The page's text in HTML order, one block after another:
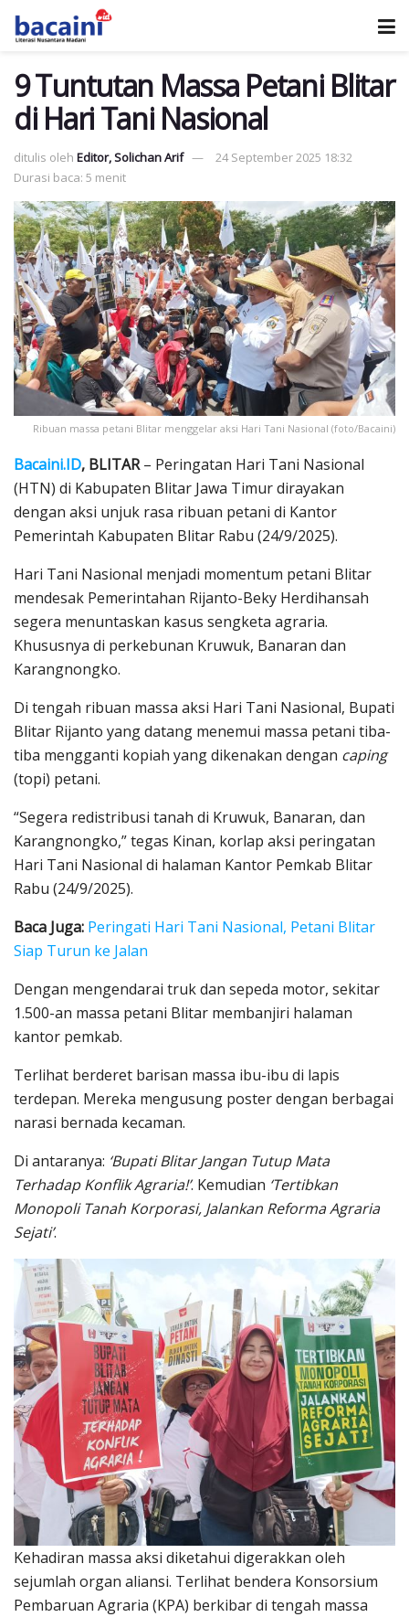
9 Tuntutan Massa Petani Blitar
di Hari Tani Nasional
ditulis oleh Editor, Solichan Arif
24 September 2025 18:32
Durasi baca: 5 menit
Ribuan massa petani Blitar menggelar aksi Hari Tani Nasional (foto/Bacaini)
Bacaini.ID, BLITAR– Peringatan Hari Tani Nasional
(HTN) di Kabupaten Blitar Jawa Timur dirayakan
dengan aksi unjuk rasa ribuan petani di Kantor
Pemerintah Kabupaten Blitar Rabu (24/9/2025).
Hari Tani Nasional menjadi momentum petani Blitar
mendesak Pemerintahan Rijanto-Beky Herdihansah
segera menuntaskan kasus sengketa agraria.
Khususnya di perkebunan Kruwuk, Banaran dan
Karangnongko.
Di tengah ribuan massa aksi Hari Tani Nasional, Bupati
Blitar Rijanto yang datang menemui massa petani tiba-
tiba mengganti kopiah yang dikenakan dengan caping
(topi) petani.
“Segera redistribusi tanah di Kruwuk, Banaran, dan
Karangnongko,” tegas Kinan, korlap aksi peringatan
Hari Tani Nasional di halaman Kantor Pemkab Blitar
Rabu (24/9/2025).
Baca Juga: Peringati Hari Tani Nasional, Petani Blitar
Siap Turun ke Jalan
Dengan mengendarai truk dan sepeda motor, sekitar
1.500-an massa petani Blitar membanjiri halaman
kantor pemkab.
Terlihat berderet barisan massa ibu-ibu di lapis
terdepan. Mereka mengusung poster dengan berbagai
narasi bernada kecaman.
Di antaranya: ‘Bupati Blitar Jangan Tutup Mata
Terhadap Konflik Agraria!’. Kemudian ‘Tertibkan
Monopoli Tanah Korporasi, Jalankan Reforma Agraria
Sejati’.
Kehadiran massa aksi diketahui digerakkan oleh
sejumlah organ aliansi. Terlihat bendera Konsorsium
Pembaruan Agraria (KPA) berkibar di tengah massa